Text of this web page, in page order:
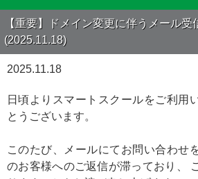
【重要】ドメイン変更に伴うメール受
(2025.11.18)
2025.11.18
日頃よりスマートスクールをご利用
とうございます。
このたび、メールにてお問い合わせ
のお客様へのご返信が滞っており、